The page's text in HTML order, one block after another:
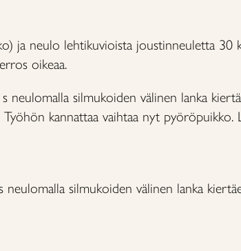
ja neulo lehtikuvioista joustinneuletta 30
oikeaa.
neulomalla silmukoiden välinen lanka
kannattaa vaihtaa nyt pyöröpuikko.
neulomalla silmukoiden välinen lanka